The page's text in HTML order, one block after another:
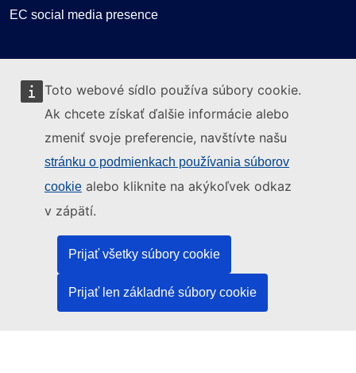
Toto webové sídlo používa súbory cookie.
Ak chcete získať ďalšie informácie alebo
zmeniť svoje preferencie, navštívte našu
stránku o podmienkach používania súborov
cookie alebo kliknite na akýkoľvek odkaz
v zápätí.
Prijať všetky súbory cookie
Prijať len základné súbory cookie
EC social media presence
Glossary
About ELA
What we do
Language policy
Privacy policy
Web accessibility
Legal notice